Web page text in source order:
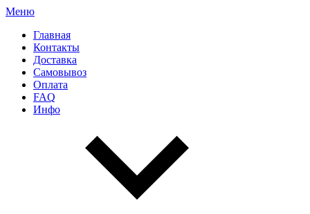
Меню
Главная
Контакты
Доставка
Самовывоз
Оплата
FAQ
Инфо